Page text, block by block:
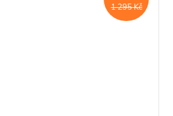
1 295 Kč